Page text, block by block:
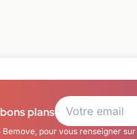
plans
pour vous renseigner